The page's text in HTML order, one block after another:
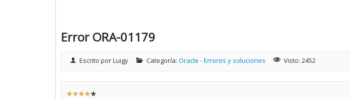
Error ORA-01179
Escrito porLuigy Categoría: Oracle - Errores y soluciones Visto: 2452
R